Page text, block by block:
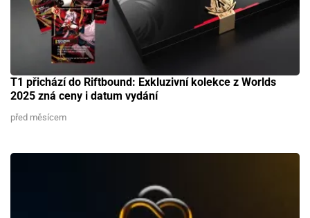
T1 přichází do Riftbound: Exkluzivní kolekce z Worlds
2025 zná ceny i datum vydání
před měsícem